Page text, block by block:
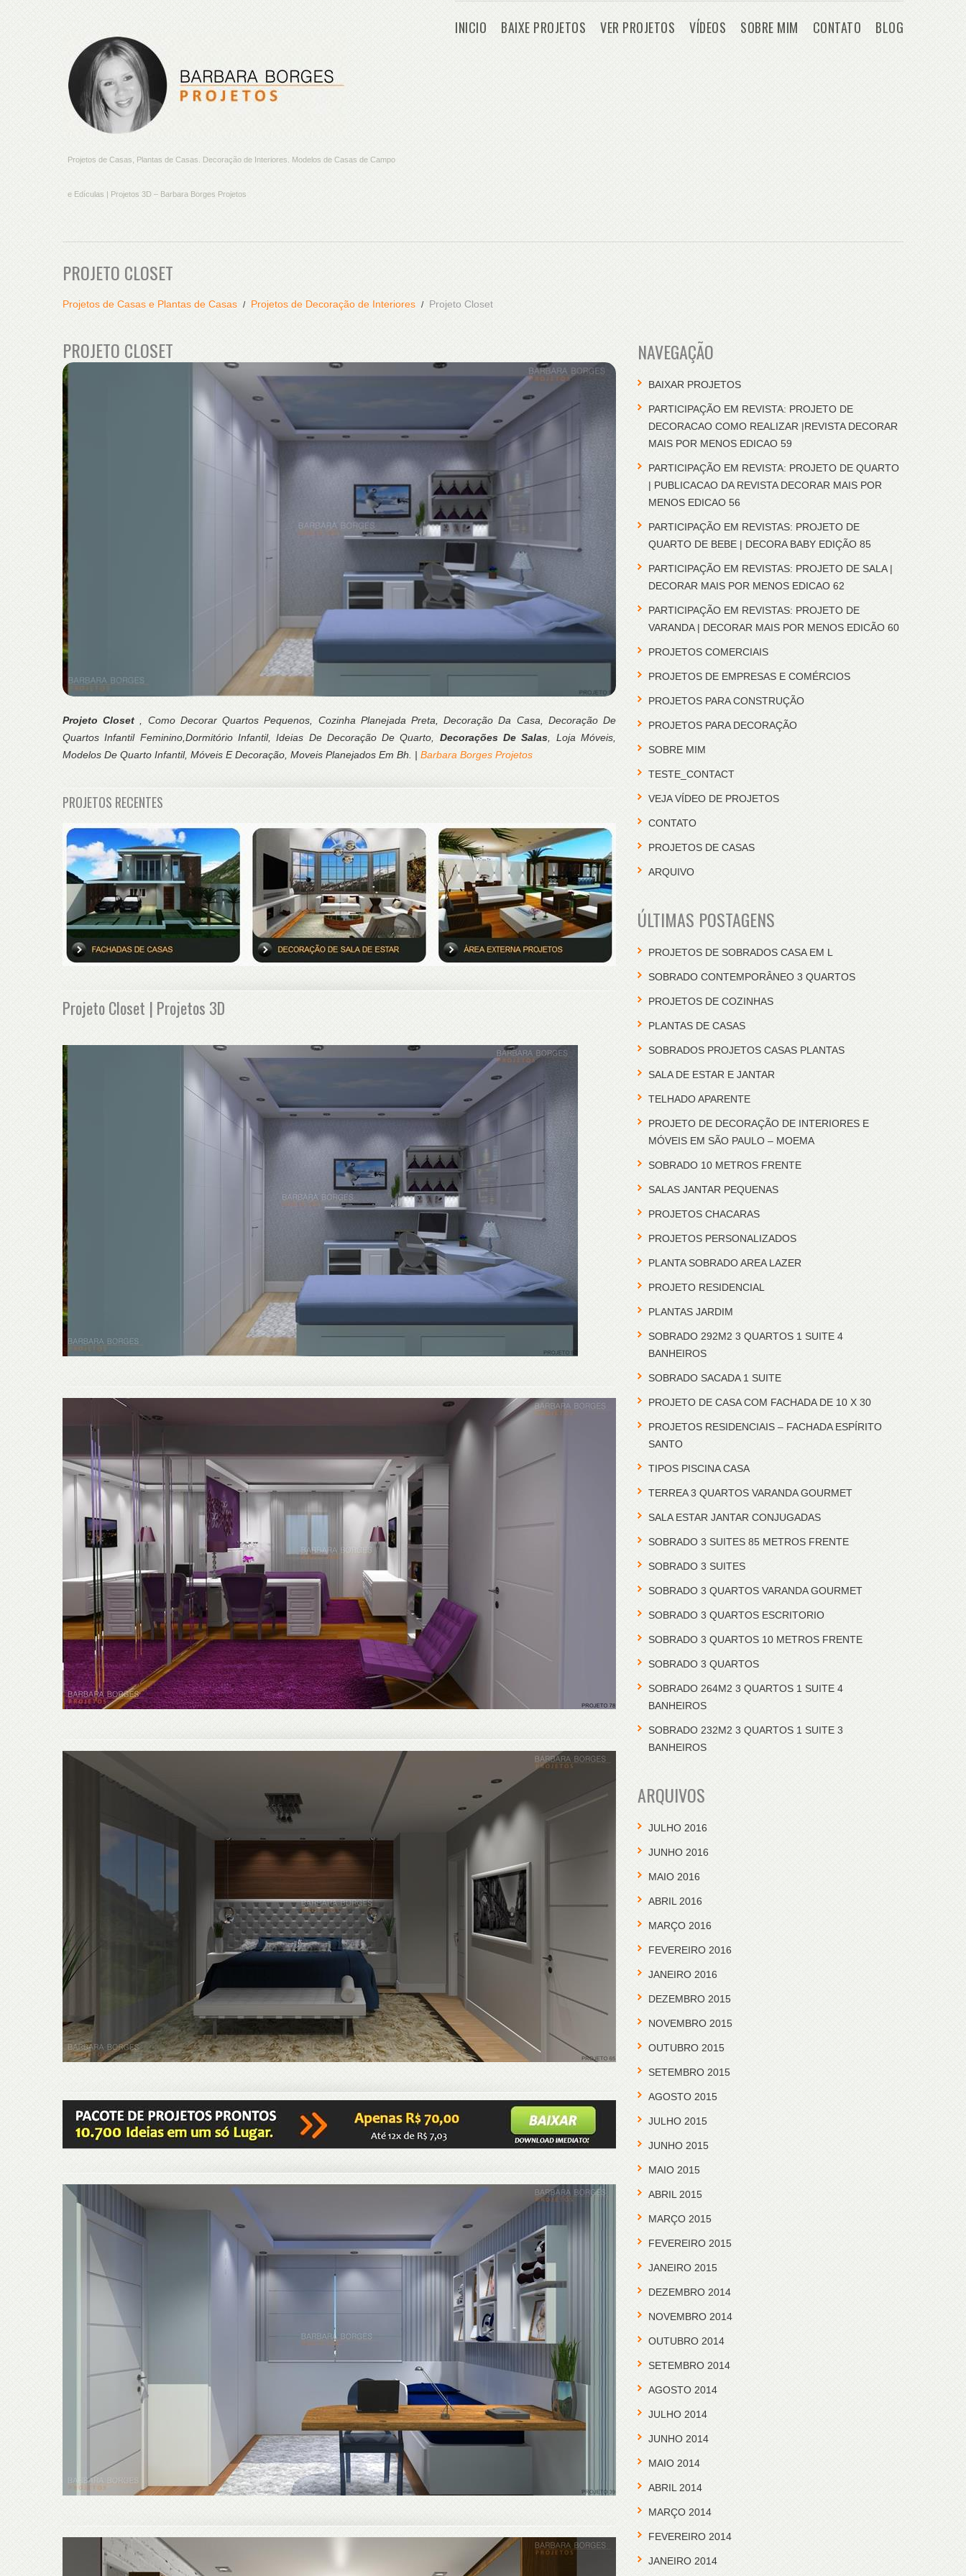
Projetos de Casas, Plantas de Casas. Decoração de Interiores. Modelos de Casas de Campo
e Edículas | Projetos 3D – Barbara Borges Projetos
INICIO BAIXE PROJETOS VER PROJETOS VÍDEOS SOBRE MIM CONTATO BLOG
PROJETO CLOSET
Projetos de Casas e Plantas de Casas Projetos de Decoração de Interiores Projeto Closet
PROJETO CLOSET
Projeto Closet
, Como Decorar Quartos Pequenos, Cozinha Planejada Preta, Decoração Da Casa, Decoração De
Quartos Infantil Feminino,Dormitório Infantil, Ideias De Decoração De Quarto, Decorações De Salas , Loja Móveis,
Modelos De Quarto Infantil, Móveis E Decoração, Moveis Planejados Em Bh. | Barbara Borges Projetos
PROJETOS RECENTES
Projeto Closet | Projetos 3D
NAVEGAÇÃO
BAIXAR PROJETOS
PARTICIPAÇÃO EM REVISTA: PROJETO DE
DECORACAO COMO REALIZAR |REVISTA DECORAR
MAIS POR MENOS EDICAO 59
PARTICIPAÇÃO EM REVISTA: PROJETO DE QUARTO
| PUBLICACAO DA REVISTA DECORAR MAIS POR
MENOS EDICAO 56
PARTICIPAÇÃO EM REVISTAS: PROJETO DE
QUARTO DE BEBE | DECORA BABY EDIÇÃO 85
PARTICIPAÇÃO EM REVISTAS: PROJETO DE SALA |
DECORAR MAIS POR MENOS EDICAO 62
PARTICIPAÇÃO EM REVISTAS: PROJETO DE
VARANDA | DECORAR MAIS POR MENOS EDICÃO 60
PROJETOS COMERCIAIS
PROJETOS DE EMPRESAS E COMÉRCIOS
PROJETOS PARA CONSTRUÇÃO
PROJETOS PARA DECORAÇÃO
SOBRE MIM
TESTE_CONTACT
VEJA VÍDEO DE PROJETOS
CONTATO
PROJETOS DE CASAS
ARQUIVO
ÚLTIMAS POSTAGENS
PROJETOS DE SOBRADOS CASA EM L
SOBRADO CONTEMPORÂNEO 3 QUARTOS
PROJETOS DE COZINHAS
PLANTAS DE CASAS
SOBRADOS PROJETOS CASAS PLANTAS
SALA DE ESTAR E JANTAR
TELHADO APARENTE
PROJETO DE DECORAÇÃO DE INTERIORES E
MÓVEIS EM SÃO PAULO – MOEMA
SOBRADO 10 METROS FRENTE
SALAS JANTAR PEQUENAS
PROJETOS CHACARAS
PROJETOS PERSONALIZADOS
PLANTA SOBRADO AREA LAZER
PROJETO RESIDENCIAL
PLANTAS JARDIM
SOBRADO 292M2 3 QUARTOS 1 SUITE 4
BANHEIROS
SOBRADO SACADA 1 SUITE
PROJETO DE CASA COM FACHADA DE 10 X 30
PROJETOS RESIDENCIAIS – FACHADA ESPÍRITO
SANTO
TIPOS PISCINA CASA
TERREA 3 QUARTOS VARANDA GOURMET
SALA ESTAR JANTAR CONJUGADAS
SOBRADO 3 SUITES 85 METROS FRENTE
SOBRADO 3 SUITES
SOBRADO 3 QUARTOS VARANDA GOURMET
SOBRADO 3 QUARTOS ESCRITORIO
SOBRADO 3 QUARTOS 10 METROS FRENTE
SOBRADO 3 QUARTOS
SOBRADO 264M2 3 QUARTOS 1 SUITE 4
BANHEIROS
SOBRADO 232M2 3 QUARTOS 1 SUITE 3
BANHEIROS
ARQUIVOS
JULHO 2016
JUNHO 2016
MAIO 2016
ABRIL 2016
MARÇO 2016
FEVEREIRO 2016
JANEIRO 2016
DEZEMBRO 2015
NOVEMBRO 2015
OUTUBRO 2015
SETEMBRO 2015
AGOSTO 2015
JULHO 2015
JUNHO 2015
MAIO 2015
ABRIL 2015
MARÇO 2015
FEVEREIRO 2015
JANEIRO 2015
DEZEMBRO 2014
NOVEMBRO 2014
OUTUBRO 2014
SETEMBRO 2014
AGOSTO 2014
JULHO 2014
JUNHO 2014
MAIO 2014
ABRIL 2014
MARÇO 2014
FEVEREIRO 2014
JANEIRO 2014